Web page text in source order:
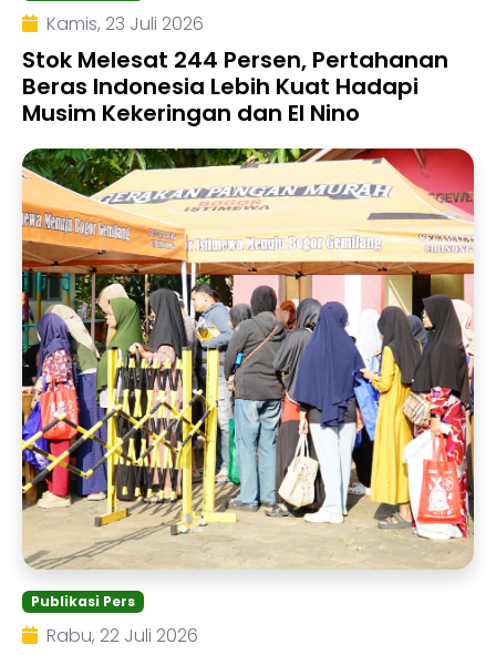
Kamis, 23 Juli 2026
Stok Melesat 244 Persen, Pertahanan
Beras Indonesia Lebih Kuat Hadapi
Musim Kekeringan dan El Nino
Publikasi Pers
Rabu, 22 Juli 2026